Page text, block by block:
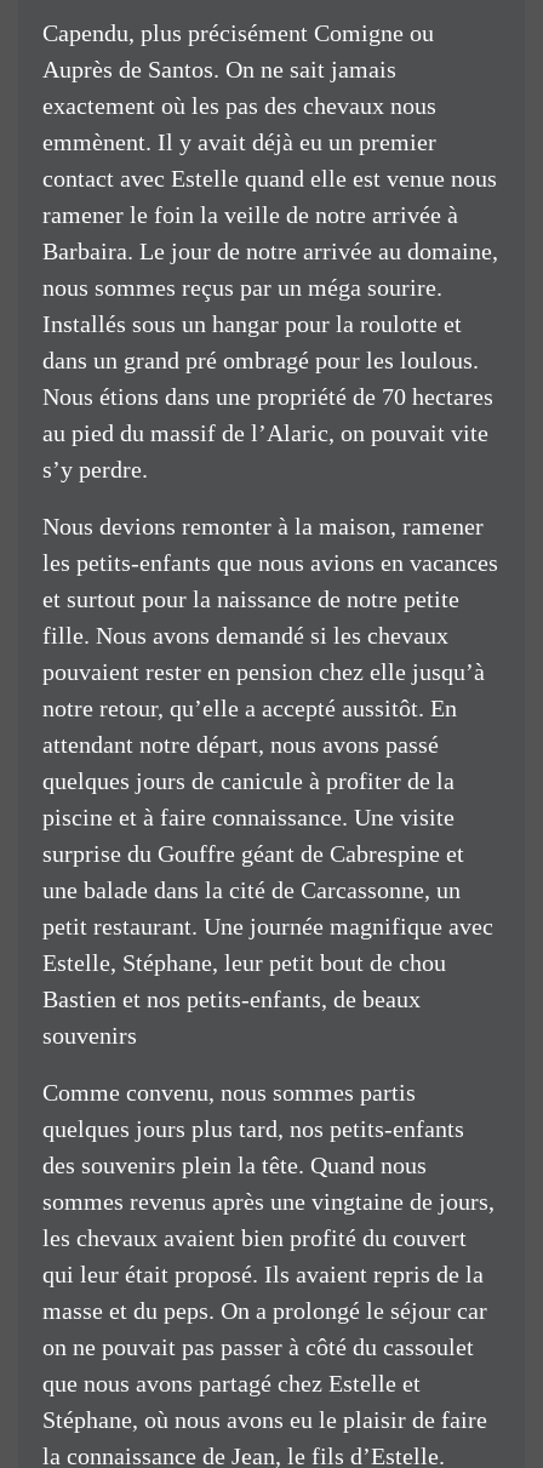
Capendu, plus précisément Comigne ou
Auprès de Santos. On ne sait jamais
exactement où les pas des chevaux nous
emmènent. Il y avait déjà eu un premier
contact avec Estelle quand elle est venue nous
ramener le foin la veille de notre arrivée à
Barbaira. Le jour de notre arrivée au domaine,
nous sommes reçus par un méga sourire.
Installés sous un hangar pour la roulotte et
dans un grand pré ombragé pour les loulous.
Nous étions dans une propriété de 70 hectares
au pied du massif de l’Alaric, on pouvait vite
s’y perdre.
Nous devions remonter à la maison, ramener
les petits-enfants que nous avions en vacances
et surtout pour la naissance de notre petite
fille. Nous avons demandé si les chevaux
pouvaient rester en pension chez elle jusqu’à
notre retour, qu’elle a accepté aussitôt. En
attendant notre départ, nous avons passé
quelques jours de canicule à profiter de la
piscine et à faire connaissance. Une visite
surprise du Gouffre géant de Cabrespine et
une balade dans la cité de Carcassonne, un
petit restaurant. Une journée magnifique avec
Estelle, Stéphane, leur petit bout de chou
Bastien et nos petits-enfants, de beaux
souvenirs
Comme convenu, nous sommes partis
quelques jours plus tard, nos petits-enfants
des souvenirs plein la tête. Quand nous
sommes revenus après une vingtaine de jours,
les chevaux avaient bien profité du couvert
qui leur était proposé. Ils avaient repris de la
masse et du peps. On a prolongé le séjour car
on ne pouvait pas passer à côté du cassoulet
que nous avons partagé chez Estelle et
Stéphane, où nous avons eu le plaisir de faire
la connaissance de Jean, le fils d’Estelle.